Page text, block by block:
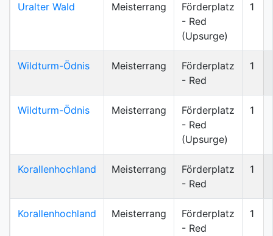
Uralter Wald Meisterrang
Förderplatz
- Red
(Upsurge)
1
Wildturm-Ödnis Meisterrang
Förderplatz
- Red
1
Wildturm-Ödnis Meisterrang
Förderplatz
- Red
(Upsurge)
1
Korallenhochland Meisterrang
Förderplatz
- Red
1
Korallenhochland Meisterrang
Förderplatz
- Red
1